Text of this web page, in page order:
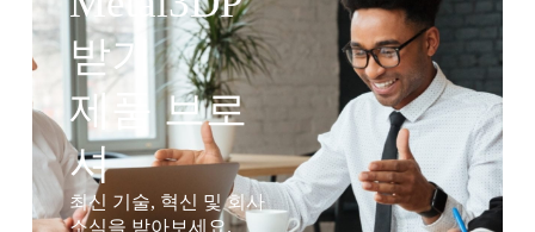
받기
제품 브로
셔
최신 기술, 혁신 및 회사
소식을 받아보세요.